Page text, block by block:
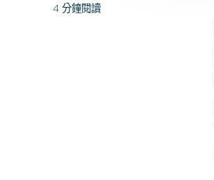
4 分鐘閱讀